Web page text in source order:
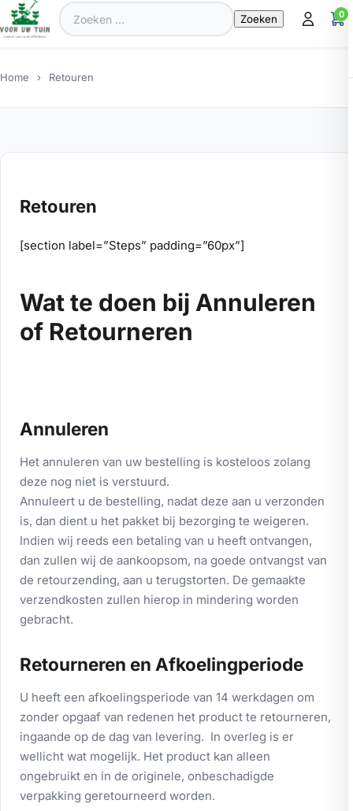
Zoeken
naar:
0
Home › Retouren
Retouren
[section label=”Steps” padding=”60px”]
Wat te doen bij Annuleren
of Retourneren
Annuleren
Het annuleren van uw bestelling is kosteloos zolang
deze nog niet is verstuurd.
Annuleert u de bestelling, nadat deze aan u verzonden
is, dan dient u het pakket bij bezorging te weigeren.
Indien wij reeds een betaling van u heeft ontvangen,
dan zullen wij de aankoopsom, na goede ontvangst van
de retourzending, aan u terugstorten. De gemaakte
verzendkosten zullen hierop in mindering worden
gebracht.
Retourneren en Afkoelingperiode
U heeft een afkoelingsperiode van 14 werkdagen om
zonder opgaaf van redenen het product te retourneren,
ingaande op de dag van levering. In overleg is er
wellicht wat mogelijk. Het product kan alleen
ongebruikt en in de originele, onbeschadigde
verpakking geretourneerd worden.